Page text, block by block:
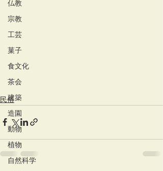
仏教
宗教
工芸
菓子
食文化
茶会
建築
造園
動物
植物
自然科学
民俗